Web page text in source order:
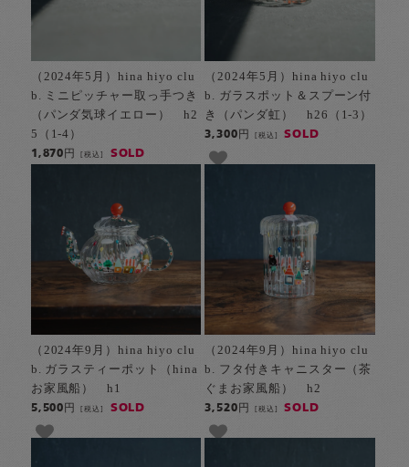
（2024年5月）hina hiyo clu
b. ミニピッチャー取っ手つき
（パンダ気球イエロー） h2
5（1-4）
1,870円[税込] SOLD
（2024年5月）hina hiyo clu
b. ガラスポット＆スプーン付
き（パンダ虹） h26（1-3）
3,300円 [税込] SOLD
（2024年9月）hina hiyo clu
b. ガラスティーポット（hina
お家風船） h1
5,500円[税込] SOLD
（2024年9月）hina hiyo clu
b. フタ付きキャニスター（茶
ぐまお家風船） h2
3,520円 [税込] SOLD